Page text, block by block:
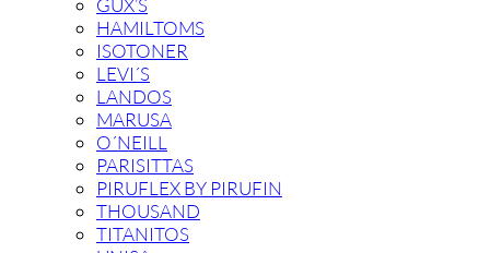
GUX’S
HAMILTOMS
ISOTONER
LEVI´S
LANDOS
MARUSA
O´NEILL
PARISITTAS
PIRUFLEX BY PIRUFIN
THOUSAND
TITANITOS